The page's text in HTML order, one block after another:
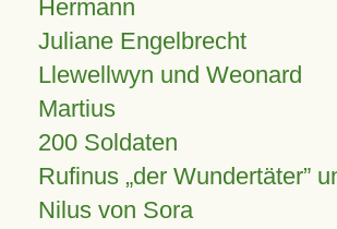
Hermann
Juliane Engelbrecht
Llewellwyn und Weonard
Martius
200 Soldaten
Rufinus „der Wundertäter”
Nilus von Sora